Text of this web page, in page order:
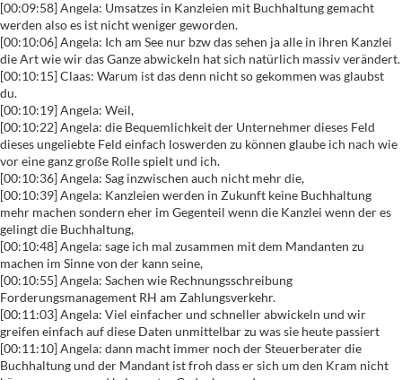
[00:09:58] Angela: Umsatzes in Kanzleien mit Buchhaltung gemacht
werden also es ist nicht weniger geworden.
[00:10:06] Angela: Ich am See nur bzw das sehen ja alle in ihren Kanzlei
die Art wie wir das Ganze abwickeln hat sich natürlich massiv verändert.
[00:10:15] Claas: Warum ist das denn nicht so gekommen was glaubst
du.
[00:10:19] Angela: Weil,
[00:10:22] Angela: die Bequemlichkeit der Unternehmer dieses Feld
dieses ungeliebte Feld einfach loswerden zu können glaube ich nach wie
vor eine ganz große Rolle spielt und ich.
[00:10:36] Angela: Sag inzwischen auch nicht mehr die,
[00:10:39] Angela: Kanzleien werden in Zukunft keine Buchhaltung
mehr machen sondern eher im Gegenteil wenn die Kanzlei wenn der es
gelingt die Buchhaltung,
[00:10:48] Angela: sage ich mal zusammen mit dem Mandanten zu
machen im Sinne von der kann seine,
[00:10:55] Angela: Sachen wie Rechnungsschreibung
Forderungsmanagement RH am Zahlungsverkehr.
[00:11:03] Angela: Viel einfacher und schneller abwickeln und wir
greifen einfach auf diese Daten unmittelbar zu was sie heute passiert
[00:11:10] Angela: dann macht immer noch der Steuerberater die
Buchhaltung und der Mandant ist froh dass er sich um den Kram nicht